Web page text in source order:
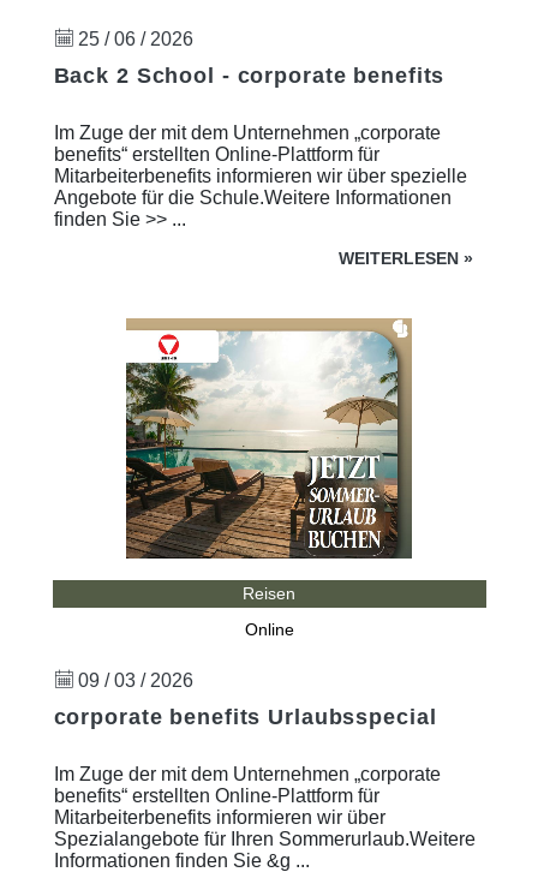
25 / 06 / 2026
Back 2 School - corporate benefits
Im Zuge der mit dem Unternehmen „corporate
benefits“ erstellten Online-Plattform für
Mitarbeiterbenefits informieren wir über spezielle
Angebote für die Schule.Weitere Informationen
finden Sie >> ...
WEITERLESEN »
Reisen
Online
09 / 03 / 2026
corporate benefits Urlaubsspecial
Im Zuge der mit dem Unternehmen „corporate
benefits“ erstellten Online-Plattform für
Mitarbeiterbenefits informieren wir über
Spezialangebote für Ihren Sommerurlaub.Weitere
Informationen finden Sie &g ...